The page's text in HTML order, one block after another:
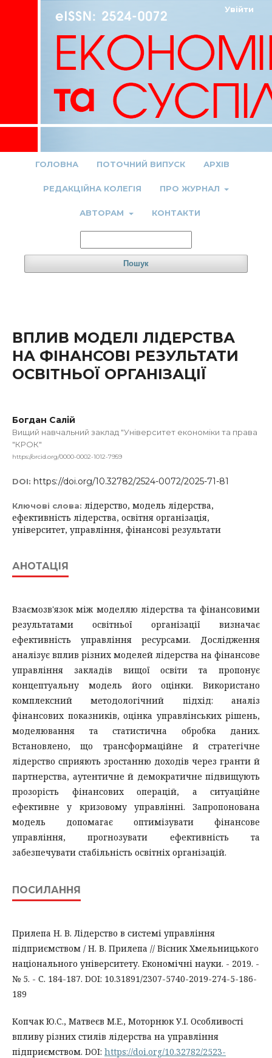
ГОЛОВНА ПОТОЧНИЙ ВИПУСК АРХІВ
РЕДАКЦІЙНА КОЛЕГІЯ ПРО ЖУРНАЛ
АВТОРАМ КОНТАКТИ
Пошук
Увійти
ВПЛИВ МОДЕЛІ ЛІДЕРСТВА
НА ФІНАНСОВІ РЕЗУЛЬТАТИ
ОСВІТНЬОЇ ОРГАНІЗАЦІЇ
Богдан Салій
Вищий навчальний заклад "Університет економіки та права
"КРОК"
https://orcid.org/0000-0002-1012-7959
DOI: https://doi.org/10.32782/2524-0072/2025-71-81
Ключові слова: лідерство, модель лідерства,
ефективність лідерства, освітня організація,
університет, управління, фінансові результати
АНОТАЦІЯ
Взаємозв'язок між моделлю лідерства та фінансовими
результатами освітньої організації визначає
ефективність управління ресурсами. Дослідження
аналізує вплив різних моделей лідерства на фінансове
управління закладів вищої освіти та пропонує
концептуальну модель його оцінки. Використано
комплексний методологічний підхід: аналіз
фінансових показників, оцінка управлінських рішень,
моделювання та статистична обробка даних.
Встановлено, що трансформаційне й стратегічне
лідерство сприяють зростанню доходів через гранти й
партнерства, аутентичне й демократичне підвищують
прозорість фінансових операцій, а ситуаційне
ефективне у кризовому управлінні. Запропонована
модель допомагає оптимізувати фінансове
управління, прогнозувати ефективність та
забезпечувати стабільність освітніх організацій.
ПОСИЛАННЯ
Прилепа Н. В. Лідерство в системі управління
підприємством / Н. В. Прилепа // Вісник Хмельницького
національного університету. Економічні науки. - 2019. -
№ 5. - С. 184-187. DOI: 10.31891/2307-5740-2019-274-5-186-
189
Копчак Ю.С., Матвеєв М.Е., Моторнюк У.І. Особливості
впливу різних стилів лідерства на управління
підприємством. DOI: https://doi.org/10.32782/2523-